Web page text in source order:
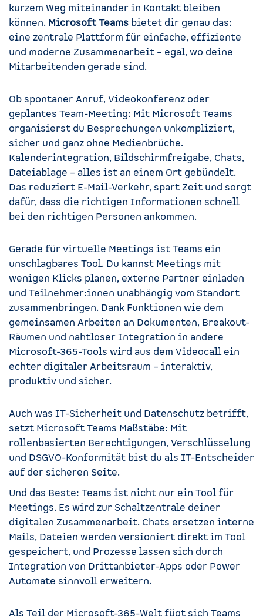
Gerade für virtuelle Meetings ist Teams ein
unschlagbares Tool. Du kannst Meetings mit
wenigen Klicks planen, externe Partner einladen
und Teilnehmer:innen unabhängig vom Standort
zusammenbringen. Dank Funktionen wie dem
gemeinsamen Arbeiten an Dokumenten, Breakout-
Räumen und nahtloser Integration in andere
Microsoft-365-Tools wird aus dem Videocall ein
echter digitaler Arbeitsraum – interaktiv,
produktiv und sicher.
Auch was IT-Sicherheit und Datenschutz betrifft,
setzt Microsoft Teams Maßstäbe: Mit
rollenbasierten Berechtigungen, Verschlüsselung
und DSGVO-Konformität bist du als IT-Entscheider
auf der sicheren Seite.
Und das Beste: Teams ist nicht nur ein Tool für
Meetings. Es wird zur Schaltzentrale deiner
digitalen Zusammenarbeit. Chats ersetzen interne
Mails, Dateien werden versioniert direkt im Tool
gespeichert, und Prozesse lassen sich durch
Integration von Drittanbieter-Apps oder Power
Automate sinnvoll erweitern.
Als Teil der Microsoft-365-Welt fügt sich Teams
Ob spontaner Anruf, Videokonferenz oder
geplantes Team-Meeting: Mit Microsoft Teams
organisierst du Besprechungen unkompliziert,
sicher und ganz ohne Medienbrüche.
Kalenderintegration, Bildschirmfreigabe, Chats,
Dateiablage – alles ist an einem Ort gebündelt.
Das reduziert E-Mail-Verkehr, spart Zeit und sorgt
dafür, dass die richtigen Informationen schnell
bei den richtigen Personen ankommen.
kurzem Weg miteinander in Kontakt bleiben
können. Microsoft Teams bietet dir genau das:
eine zentrale Plattform für einfache, effiziente
und moderne Zusammenarbeit – egal, wo deine
Mitarbeitenden gerade sind.